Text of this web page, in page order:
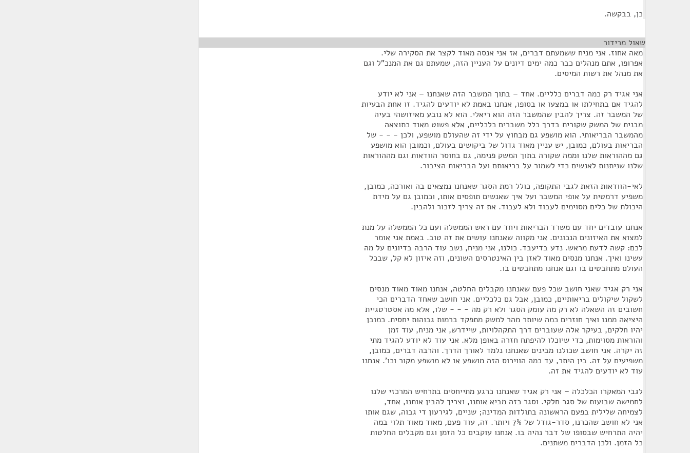
כן, בבקשה.
שאול מרידור
מאה אחוז. אני מניח ששמעתם דברים, אז אני אנסה מאוד לקצר את הסקירה שלי.
אפרופו, אתם מנהלים כבר כמה ימים דיונים על העניין הזה, שמעתם גם את המנכ"ל וגם
את מנהל את רשות המיסים.
אני אגיד רק כמה דברים כלליים. אחד – בתוך המשבר הזה שאנחנו – אני לא יודע
להגיד אם בתחילתו או במצעו או בסופו, אנחנו באמת לא יודעים להגיד. זו אחת הבעיות
של המשבר זה. צריך להבין שהמשבר הזה הוא ריאלי. הוא לא נובע מאיזושהי בעיה
מבנית של המשק שקורית בדרך כלל משברים כלכליים, אלא פשוט מאוד כתוצאה
מהמשבר הבריאותי. הוא מושפע גם מבחוץ על ידי זה שהעולם מושפע, ולכן - - - של
הבריאות בעולם, כמובן, יש עניין מאוד גדול של ביקושים בעולם, וכמובן הוא מושפע
גם מההוראות שלנו וממה שקורה בתוך המשק פנימה, גם בחוסר הוודאות וגם מההוראות
שלנו שניתנות לאנשים כדי לשמור על בריאותם ועל הבריאות הציבור.
לאי-הוודאות הזאת לגבי התקופה, כולל רמת הסגר שאנחנו נמצאים בה ואורכה, כמובן,
משפיע דרמטית על אופי המשבר ועל איך שאנשים תופסים אותו, וכמובן גם על מידת
היכולת של כלים מסוימים לעבוד ולא לעבוד. את זה צריך לזכור ולהבין.
אנחנו עובדים יחד עם משרד הבריאות ויחד עם ראש הממשלה ועם כל הממשלה על מנת
למצוא את האיזונים הנכונים. אני מקווה שאנחנו עושים את זה טוב. באמת אני אומר
לכם: קשה לדעת מראש. נדע בדיעבד. כולנו, אני מניח, נשב עוד הרבה בדיונים על מה
עשינו ואיך. אנחנו מנסים מאוד לאזן בין האינטרסים השונים, וזה איזון לא קל, שבכל
העולם מתחבטים בו וגם אנחנו מתחבטים בו.
אני רק אגיד שאני חושב שכל פעם שאנחנו מקבלים החלטה, אנחנו מאוד מאוד מנסים
לשקול שיקולים בריאותיים, כמובן, אבל גם כלכליים. אני חושב שאחד הדברים הכי
חשובים זה השאלה לא רק מה עומק הסגר ולא רק מה - - - שלו, אלא מה אסטרטגיית
היציאה ממנו ואיך חוזרים כמה שיותר מהר למשק מתפקד ברמות גבוהות יחסית. כמובן
יהיו חלקים, בעיקר אלה שעוברים דרך התקהלויות, שיידרש, אני מניח, עוד זמן
והוראות מסוימות, כדי שיוכלו להיפתח חזרה באופן מלא. אני עוד לא יודע להגיד מתי
זה יקרה. אני חושב שכולנו מבינים שאנחנו נלמד לאורך הדרך. והרבה דברים, כמובן,
משפיעים על זה. בין היתר, עד כמה הווירוס הזה מושפע או לא מושפע מקור וכו'. אנחנו
עוד לא יודעים להגיד את זה.
לגבי המאקרו הכלכלה – אני רק אגיד שאנחנו כרגע מתייחסים בתרחיש המרכזי שלנו
לחמישה שבועות של סגר חלקי. וסגר כזה מביא אותנו, וצריך להבין אותנו, אחד,
לצמיחה שלילית בפעם הראשונה בתולדות המדינה; שניים, לגירעון די גבוה, שגם אותו
אני לא חושב שהכרנו, סדר-גודל של 7% ויותר. זה, עוד פעם, מאוד מאוד תלוי במה
יהיה התרחיש שבסופו של דבר נהיה בו. אנחנו עוקבים כל הזמן וגם מקבלים החלטות
כל הזמן. ולכן הדברים משתנים.